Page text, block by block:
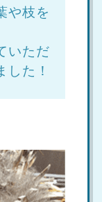
や枝を
いただ
た！